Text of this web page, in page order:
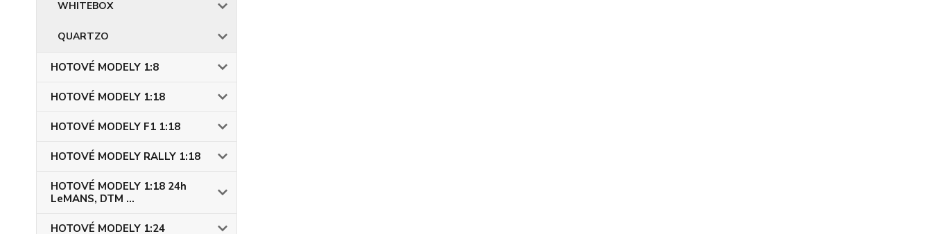
WHITEBOX
QUARTZO
HOTOVÉ MODELY 1:8
HOTOVÉ MODELY 1:18
HOTOVÉ MODELY F1 1:18
HOTOVÉ MODELY RALLY 1:18
HOTOVÉ MODELY 1:18 24h
LeMANS, DTM ...
HOTOVÉ MODELY 1:24